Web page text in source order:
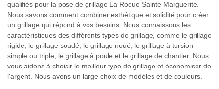
qualifiés pour la pose de grillage La Roque Sainte Marguerite.
Nous savons comment combiner esthétique et solidité pour créer
un grillage qui répond à vos besoins. Nous connaissons les
caractéristiques des différents types de grillage, comme le grillage
rigide, le grillage soudé, le grillage noué, le grillage à torsion
simple ou triple, le grillage à poule et le grillage de chantier. Nous
vous aidons à choisir le meilleur type de grillage et économiser de
l'argent. Nous avons un large choix de modèles et de couleurs.